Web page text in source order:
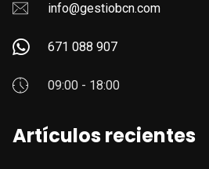
info@gestiobcn.com
671 088 907
09:00 - 18:00
Artículos recientes